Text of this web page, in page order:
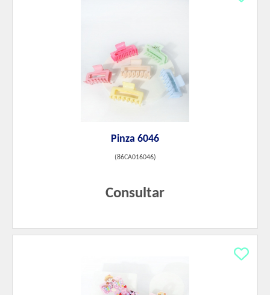
Pinza 6046
(86CA016046)
Consultar